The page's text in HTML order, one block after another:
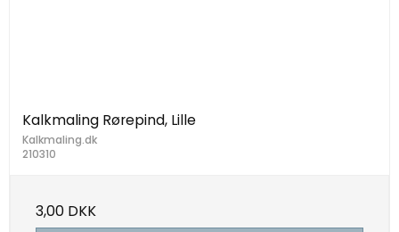
Kalkmaling Rørepind, Lille
Kalkmaling.dk
210310
3,00 DKK